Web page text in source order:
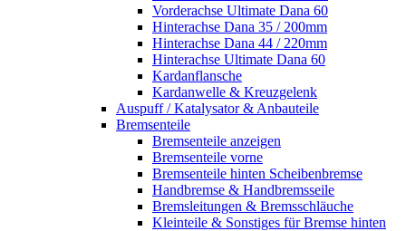
Vorderachse Ultimate Dana 60
Hinterachse Dana 35 / 200mm
Hinterachse Dana 44 / 220mm
Hinterachse Ultimate Dana 60
Kardanflansche
Kardanwelle & Kreuzgelenk
Auspuff / Katalysator & Anbauteile
Bremsenteile
Bremsenteile anzeigen
Bremsenteile vorne
Bremsenteile hinten Scheibenbremse
Handbremse & Handbremsseile
Bremsleitungen & Bremsschläuche
Kleinteile & Sonstiges für Bremse hinten